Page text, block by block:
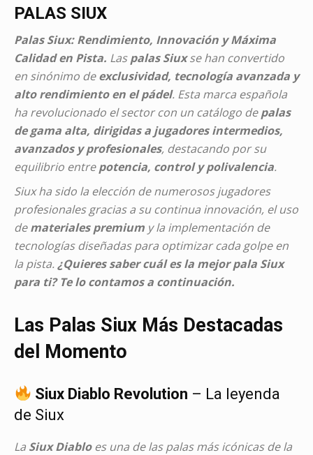
PALAS SIUX
Palas Siux: Rendimiento, Innovación y Máxima
Calidad en Pista. Laspalas Siuxse han convertido
en sinónimo deexclusividad, tecnología avanzada y
alto rendimiento en el pádel. Esta marca española
ha revolucionado el sector con un catálogo depalas
de gama alta, dirigidas a jugadores intermedios,
avanzados y profesionales, destacando por su
equilibrio entrepotencia, control y polivalencia.
Siux ha sido la elección de numerosos jugadores
profesionales gracias a su continua innovación, el uso
demateriales premium y la implementación de
tecnologías diseñadas para optimizar cada golpe en
la pista. ¿Quieres saber cuál es la mejor pala Siux
para ti? Te lo contamos a continuación.
Las Palas Siux Más Destacadas
del Momento
Siux Diablo Revolution – La leyenda
de Siux
La Siux Diabloes una de las palas más icónicas de la